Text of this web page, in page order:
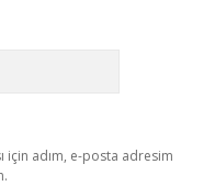
için adım, e-posta adresim